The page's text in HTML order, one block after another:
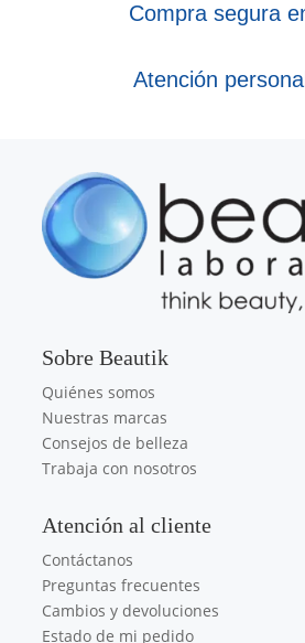
Compra segura
Atención
Sobre Beautik
Quiénes somos
Nuestras marcas
Consejos de belleza
Trabaja con nosotros
Atención al cliente
Contáctanos
Preguntas frecuentes
Cambios y devoluciones
Estado de mi pedido